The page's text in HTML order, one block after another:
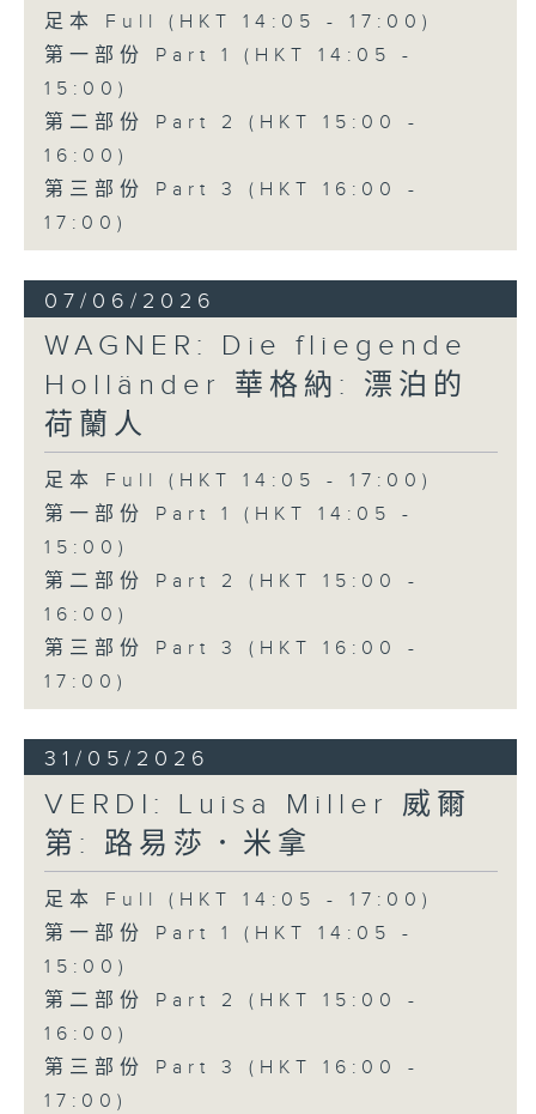
足本 Full (HKT 14:05 - 17:00)
第一部份 Part 1 (HKT 14:05 -
15:00)
第二部份 Part 2 (HKT 15:00 -
16:00)
第三部份 Part 3 (HKT 16:00 -
17:00)
07/06/2026
WAGNER: Die fliegende
Holländer 華格納: 漂泊的
荷蘭人
足本 Full (HKT 14:05 - 17:00)
第一部份 Part 1 (HKT 14:05 -
15:00)
第二部份 Part 2 (HKT 15:00 -
16:00)
第三部份 Part 3 (HKT 16:00 -
17:00)
31/05/2026
VERDI: Luisa Miller 威爾
第: 路易莎．米拿
足本 Full (HKT 14:05 - 17:00)
第一部份 Part 1 (HKT 14:05 -
15:00)
第二部份 Part 2 (HKT 15:00 -
16:00)
第三部份 Part 3 (HKT 16:00 -
17:00)